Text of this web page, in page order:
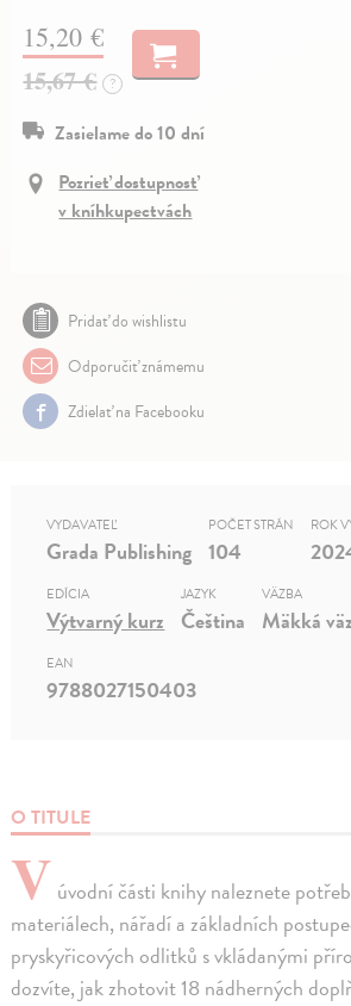
15,20 €
15,67 € ?
Zasielame do 10 dní
Pozrieť dostupnosť
v kníhkupectvách
Pridať do wishlistu
Odporučiť známemu
Zdielať na Facebooku
O TITULE
V úvodní části knihy naleznete
materiálech, nářadí a základních
pryskyřicových odlitků s vkládanými
dozvíte, jak zhotovit 18 nádherných
VYDAVATEĽ
Grada Publishing
POČET STRÁN
104
ROK
EDÍCIA
Výtvarný kurz
JAZYK
Čeština
VÄZBA
Mäkká
EAN
9788027150403